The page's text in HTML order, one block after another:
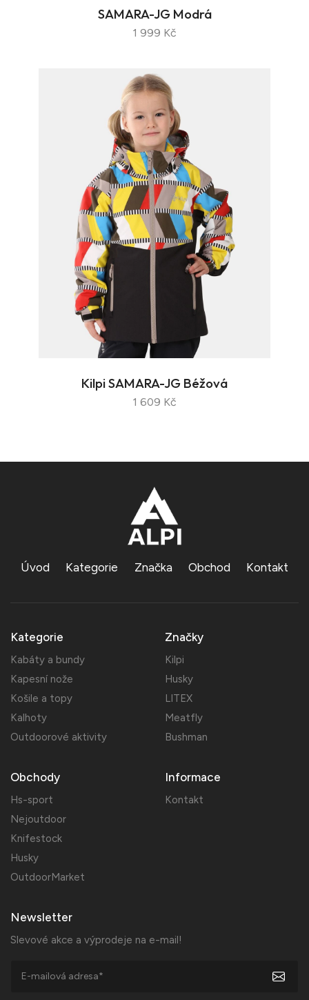
SAMARA-JG Modrá
1 999 Kč
Kilpi SAMARA-JG Béžová
1 609 Kč
Úvod Kategorie Značka Obchod Kontakt
Kategorie
Kabáty a bundy
Kapesní nože
Košile a topy
Kalhoty
Outdoorové aktivity
Značky
Kilpi
Husky
LITEX
Meatfly
Bushman
Obchody
Hs-sport
Nejoutdoor
Knifestock
Husky
OutdoorMarket
Informace
Kontakt
Newsletter
Slevové akce a výprodeje na e-mail!